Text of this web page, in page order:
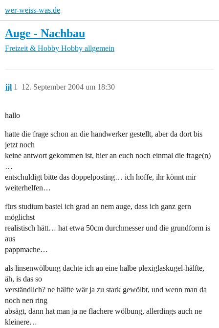
wer-weiss-was.de
Auge - Nachbau
Freizeit & Hobby Hobby allgemein
jjl 12. September 2004 um 18:30
1
hallo
hatte die frage schon an die handwerker gestellt, aber da dort bis
jetzt noch
keine antwort gekommen ist, hier an euch noch einmal die frage(n)
…
entschuldigt bitte das doppelposting… ich hoffe, ihr könnt mir
weiterhelfen…
fürs studium bastel ich grad an nem auge, dass ich ganz gern
möglichst
realistisch hätt… hat etwa 50cm durchmesser und die grundform is
aus
pappmache…
als linsenwölbung dachte ich an eine halbe plexiglaskugel-hälfte,
äh, is das so
verständlich? ne hälfte wär ja zu stark gewölbt, und wenn man da
noch nen ring
absägt, dann hat man ja ne flachere wölbung, allerdings auch ne
kleinere…